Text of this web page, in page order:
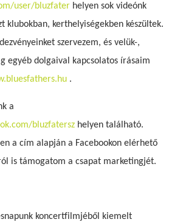
user/bluzfater helyen sok videónk
klubokban, kerthelyiségekben készültek.
szervezem, és velük-,
egyéb dolgaival kapcsolatos írásaim
.
a
bluzfatersz helyen található.
a cím alapján a Facebookon elérhető
is támogatom a csapat marketingjét.
koncertfilmjéből kiemelt